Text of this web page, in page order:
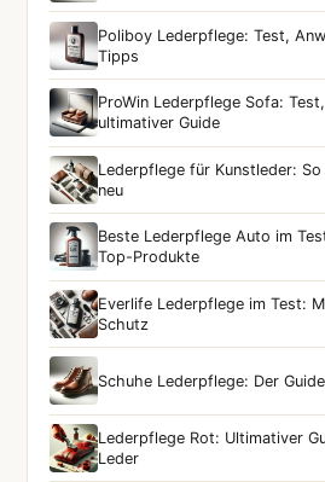
Poliboy Lederpflege: Test,
Tipps
ProWin Lederpflege Sofa:
ultimativer Guide
Lederpflege für Kunstleder:
neu
Beste Lederpflege Auto im
Top-Produkte
Everlife Lederpflege im Test:
Schutz
Schuhe Lederpflege: Der
Lederpflege Rot: Ultimativer
Leder